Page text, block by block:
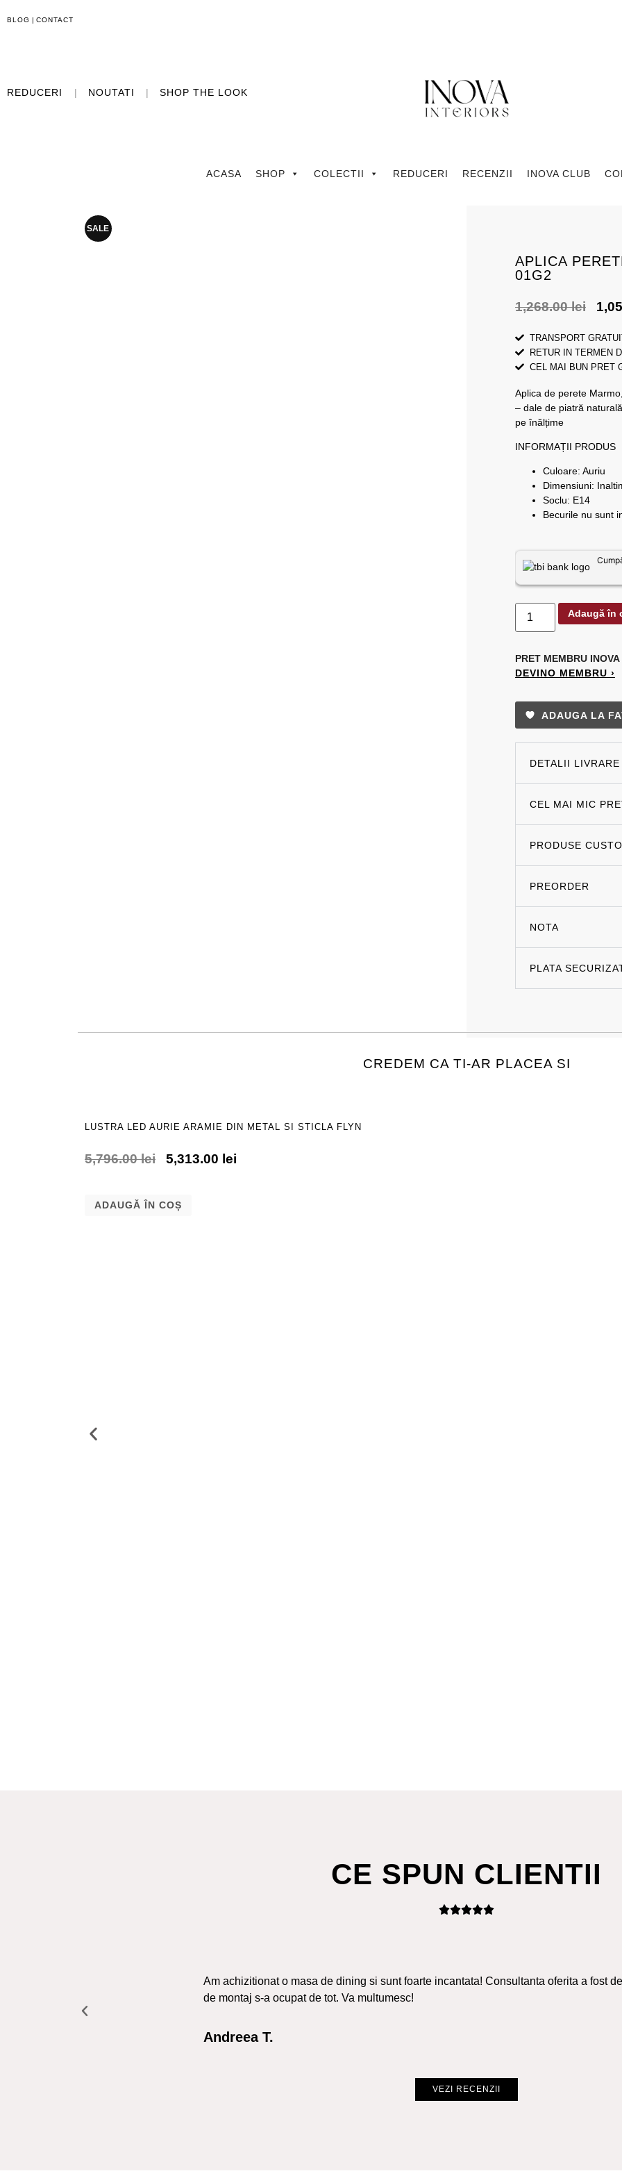
BLOG | CONTACT
REDUCERI | NOUTATI | SHOP THE LOOK
ACASA SHOP COLECTII REDUCERI RECENZII INOVA CLUB
SALE
APLICA
01G2
1,268.00lei
TRANSPORT
RETUR IN TERMEN
CEL MAI BUN PRET
Aplica de perete
– dale de piatră
pe înălțime
INFORMAȚII PRODUS
Culoare: Auriu
Dimensiuni:
Soclu: E14
Becurile nu sunt
Adaugă în
PRET MEMBRU
DEVINO MEMBRU ›
ADAUGA LA
DETALII LIVRARE
CEL MAI MIC
PRODUSE
PREORDER
NOTA
PLATA
CREDEM CA TI-AR PLACEA SI
LUSTRA LED AURIE ARAMIE DIN METAL SI STICLA FLYN
5,796.00lei 5,313.00 lei
ADAUGĂ ÎN COȘ
CE SPUN CLIENTII
Am achizitionat o masa de dining si sunt foarte incantata! Consultanta oferita a fost
de montaj s-a ocupat de tot. Va multumesc!
Andreea T.
VEZI RECENZII